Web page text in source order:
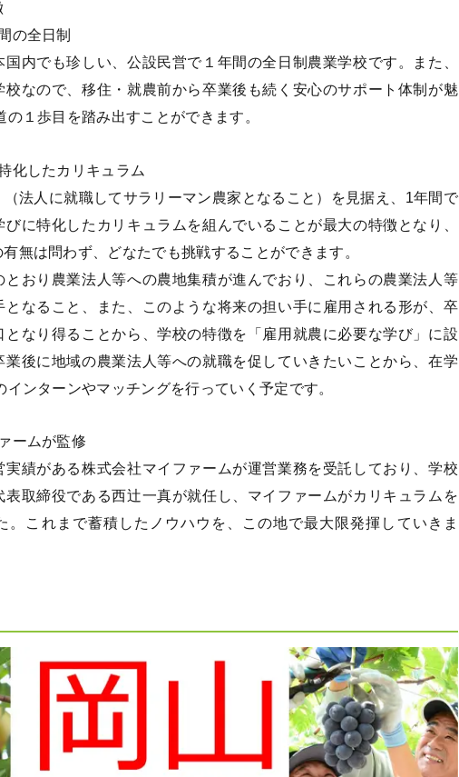
の全日制
内でも珍しい、公設民営で１年間の全日制農業学校です。また、
校なので、移住・就農前から卒業後も続く安心のサポート体制が魅
１歩目を踏み出すことができます。
化したカリキュラム
法人に就職してサラリーマン農家となること）を見据え、1年間で
に特化したカリキュラムを組んでいることが最大の特徴となり、
無は問わず、どなたでも挑戦することができます。
とおり農業法人等への農地集積が進んでおり、これらの農業法人等
となること、また、このような将来の担い手に雇用される形が、卒
となり得ることから、学校の特徴を「雇用就農に必要な学び」に設
業後に地域の農業法人等への就職を促していきたいことから、在学
ンターンやマッチングを行っていく予定です。
ームが監修
実績がある株式会社マイファームが運営業務を受託しており、学校
表取締役である西辻一真が就任し、マイファームがカリキュラムを
。これまで蓄積したノウハウを、この地で最大限発揮していきま